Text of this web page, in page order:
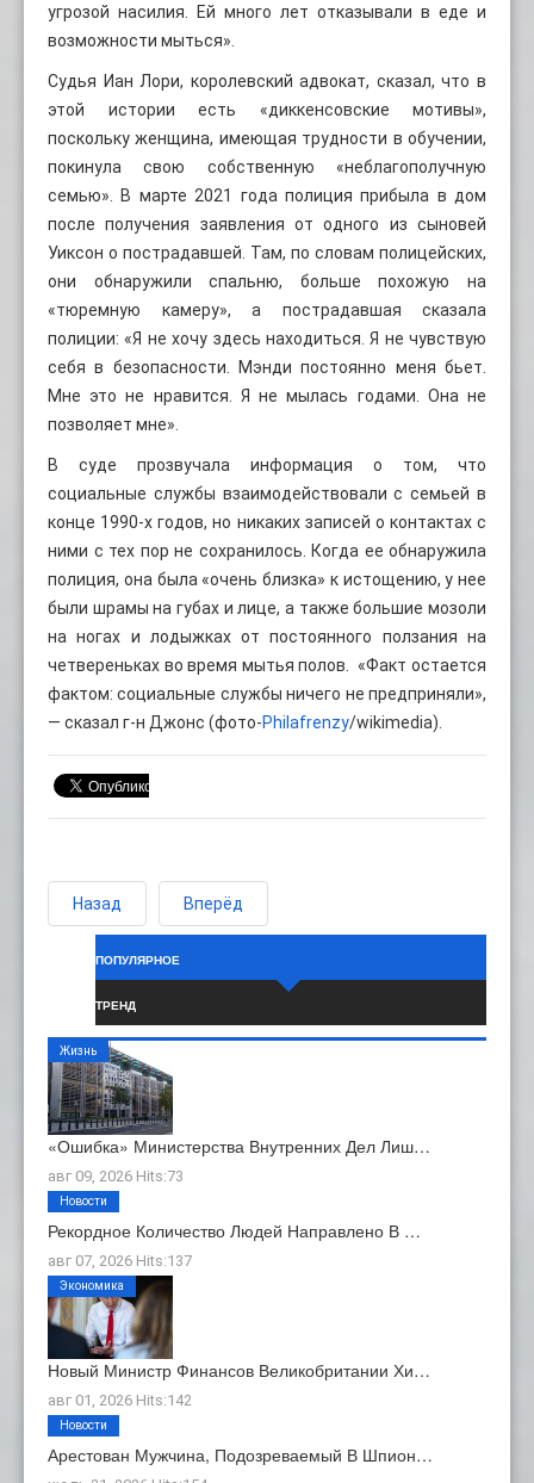
угрозой насилия. Ей много лет отказывали в еде и
возможности мыться».
Судья Иан Лори, королевский адвокат, сказал, что в
этой истории есть «диккенсовские мотивы»,
поскольку женщина, имеющая трудности в обучении,
покинула свою собственную «неблагополучную
семью». В марте 2021 года полиция прибыла в дом
после получения заявления от одного из сыновей
Уиксон о пострадавшей. Там, по словам полицейских,
они обнаружили спальню, больше похожую на
«тюремную камеру», а пострадавшая сказала
полиции: «Я не хочу здесь находиться. Я не чувствую
себя в безопасности. Мэнди постоянно меня бьет.
Мне это не нравится. Я не мылась годами. Она не
позволяет мне».
В суде прозвучала информация о том, что
социальные службы взаимодействовали с семьей в
конце 1990-х годов, но никаких записей о контактах с
ними с тех пор не сохранилось. Когда ее обнаружила
полиция, она была «очень близка» к истощению, у нее
были шрамы на губах и лице, а также большие мозоли
на ногах и лодыжках от постоянного ползания на
четвереньках во время мытья полов. «Факт остается
фактом: социальные службы ничего не предприняли»,
— сказал г-н Джонс (фото-Philafrenzy/wikimedia).
Назад Вперёд
ПОПУЛЯРНОЕ
ТРЕНД
«Ошибка» Министерства Внутренних Дел Лиш…
авг 09, 2026 Hits:73
Жизнь
Рекордное Количество Людей Направлено В …
авг 07, 2026 Hits:137
Новости
Новый Министр Финансов Великобритании Хи…
авг 01, 2026 Hits:142
Экономика
Арестован Мужчина, Подозреваемый В Шпион…
Новости